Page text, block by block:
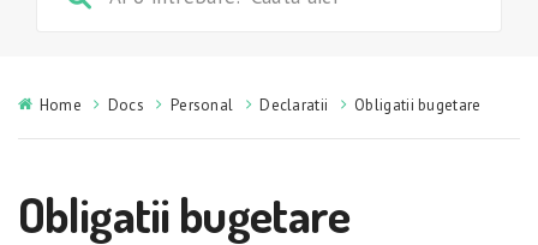
Home Docs Personal Declaratii Obligatii bugetare
Obligatii bugetare